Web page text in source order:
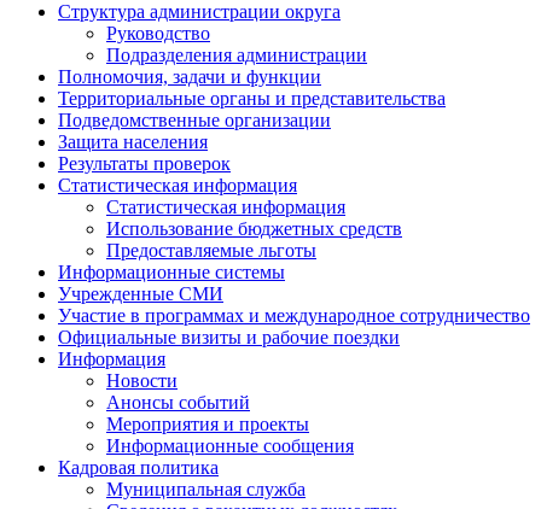
Структура администрации округа
Руководство
Подразделения администрации
Полномочия, задачи и функции
Территориальные органы и представительства
Подведомственные организации
Защита населения
Результаты проверок
Статистическая информация
Статистическая информация
Использование бюджетных средств
Предоставляемые льготы
Информационные системы
Учрежденные СМИ
Участие в программах и международное сотрудничество
Официальные визиты и рабочие поездки
Информация
Новости
Анонсы событий
Мероприятия и проекты
Информационные сообщения
Кадровая политика
Муниципальная служба